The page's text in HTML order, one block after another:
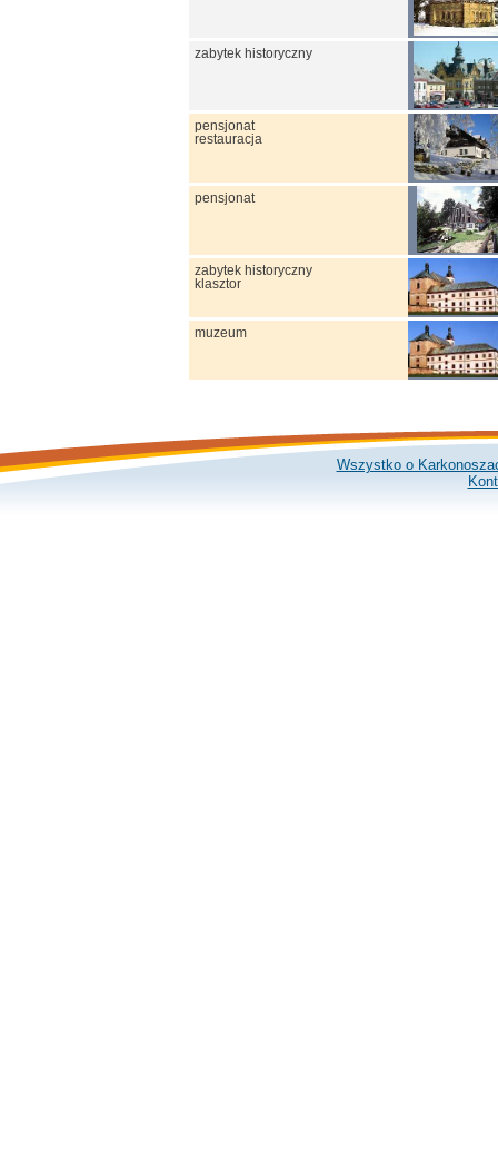
zabytek historyczny
pensjonat
restauracja
pensjonat
zabytek historyczny
klasztor
muzeum
Wszystko o